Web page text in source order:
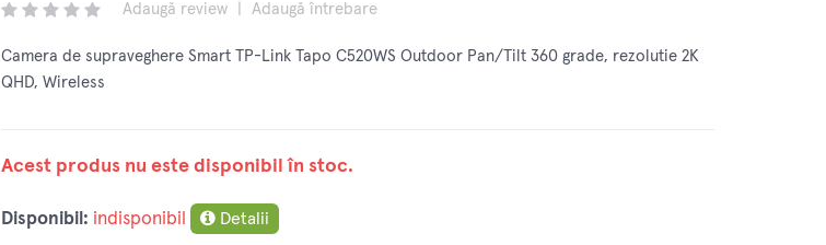
Adaugă review Adaugă întrebare
Camera de supraveghere Smart TP-Link Tapo C520WS Outdoor Pan/Tilt 360 grade, rezolutie 2K
QHD, Wireless
Acest produs nu este disponibil în stoc.
Disponibil: indisponibil Detalii